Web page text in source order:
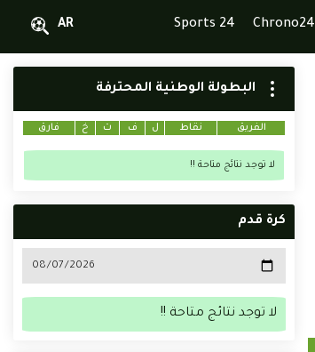
Chrono24
Sports 24
AR
البطولة الوطنية المحترفة
الفريق نقاط ل ف ت خ فارق
لا توجد نتائج متاحة !!
كرة قدم
لا توجد نتائج متاحة !!